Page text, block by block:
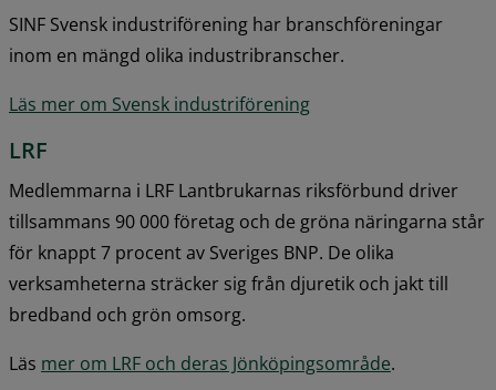
SINF Svensk industriförening har branschföreningar
inom en mängd olika industribranscher.
Läs mer om Svensk industriförening
LRF
Medlemmarna i LRF Lantbrukarnas riksförbund driver
tillsammans 90 000 företag och de gröna näringarna står
för knappt 7 procent av Sveriges BNP. De olika
verksamheterna sträcker sig från djuretik och jakt till
bredband och grön omsorg.
Läs mer om LRF och deras Jönköpingsområde.